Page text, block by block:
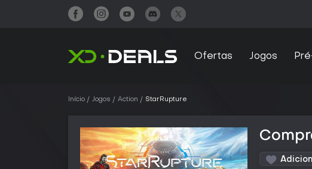
Ofertas Jogos
Início Jogos Action StarRupture